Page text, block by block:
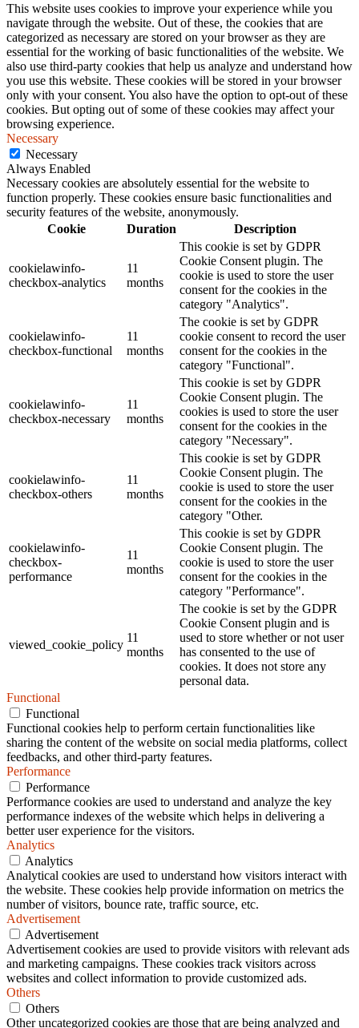
This website uses cookies to improve your experience while you
navigate through the website. Out of these, the cookies that are
categorized as necessary are stored on your browser as they are
essential for the working of basic functionalities of the website. We
also use third-party cookies that help us analyze and understand how
you use this website. These cookies will be stored in your browser
only with your consent. You also have the option to opt-out of these
cookies. But opting out of some of these cookies may affect your
browsing experience.
Necessary
Necessary
Always Enabled
Necessary cookies are absolutely essential for the website to
function properly. These cookies ensure basic functionalities and
security features of the website, anonymously.
Cookie
Duration Description
cookielawinfo-
checkbox-analytics
11
months
This cookie is set by GDPR
Cookie Consent plugin. The
cookie is used to store the user
consent for the cookies in the
category "Analytics".
cookielawinfo-
checkbox-functional
11
months
The cookie is set by GDPR
cookie consent to record the user
consent for the cookies in the
category "Functional".
cookielawinfo-
checkbox-necessary
11
months
This cookie is set by GDPR
Cookie Consent plugin. The
cookies is used to store the user
consent for the cookies in the
category "Necessary".
cookielawinfo-
checkbox-others
11
months
This cookie is set by GDPR
Cookie Consent plugin. The
cookie is used to store the user
consent for the cookies in the
category "Other.
cookielawinfo-
checkbox-
performance
11
months
This cookie is set by GDPR
Cookie Consent plugin. The
cookie is used to store the user
consent for the cookies in the
category "Performance".
viewed_cookie_policy
11
months
The cookie is set by the GDPR
Cookie Consent plugin and is
used to store whether or not user
has consented to the use of
cookies. It does not store any
personal data.
Functional
Functional
Functional cookies help to perform certain functionalities like
sharing the content of the website on social media platforms, collect
feedbacks, and other third-party features.
Performance
Performance
Performance cookies are used to understand and analyze the key
performance indexes of the website which helps in delivering a
better user experience for the visitors.
Analytics
Analytics
Analytical cookies are used to understand how visitors interact with
the website. These cookies help provide information on metrics the
number of visitors, bounce rate, traffic source, etc.
Advertisement
Advertisement
Advertisement cookies are used to provide visitors with relevant ads
and marketing campaigns. These cookies track visitors across
websites and collect information to provide customized ads.
Others
Others
Other uncategorized cookies are those that are being analyzed and